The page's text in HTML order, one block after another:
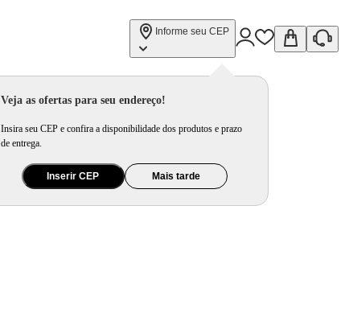
Informe seu CEP
Veja as ofertas para seu endereço!
Insira seu CEP e confira a disponibilidade dos produtos e prazo
de entrega.
Inserir CEP Mais tarde